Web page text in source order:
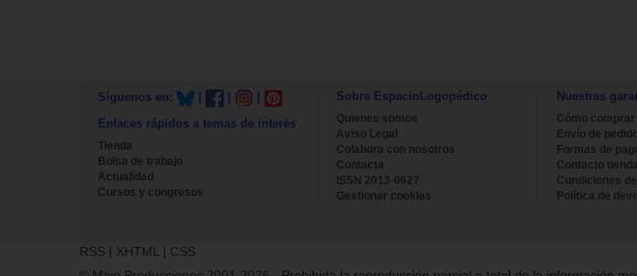
Síguenos en:
Enlaces rápidos a temas de interés
Tienda
Bolsa de trabajo
Actualidad
Cursos y congresos
Sobre EspacioLogopédico
Quienes somos
Aviso Legal
Colabora con nosotros
Contacta
ISSN 2013-0627
Gestionar cookies
Nuestras
Cómo comprar
Envío de
Formas de
Contacto tienda
Condiciones
Política de
RSS | XHTML | CSS